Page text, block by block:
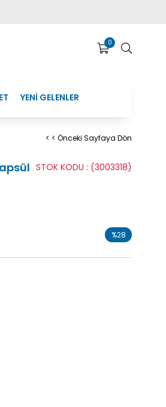
0
YENİ GELENLER
< < Önceki Sayfaya Dön
(3003318)
STOK KODU
%28